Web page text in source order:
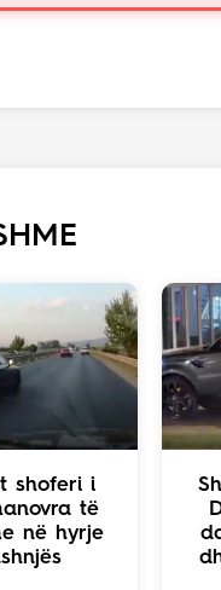
shoferi i
të
në hyrje